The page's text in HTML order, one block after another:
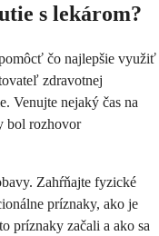
s lekárom?
čo najlepšie využiť
zdravotnej
Venujte nejaký čas na
bol rozhovor
Zahŕňajte fyzické
príznaky, ako je
príznaky začali a ako sa